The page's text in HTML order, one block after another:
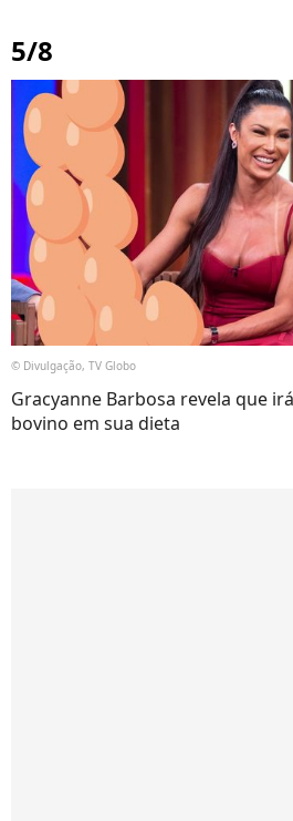
5/8
© Divulgação, TV Globo
Gracyanne Barbosa revela que
bovino em sua dieta